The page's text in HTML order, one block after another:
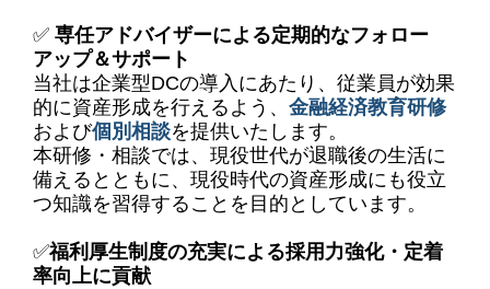
✅ 専任アドバイザーによる定期的なフォロー
アップ＆サポート
当社は企業型DCの導入にあたり、従業員が効果
的に資産形成を行えるよう、 金融経済教育研修
および個別相談を提供いたします。
本研修・相談では、現役世代が退職後の生活に
備えるとともに、現役時代の資産形成にも役立
つ知識を習得することを目的としています。
✅福利厚生制度の充実による採用力強化・定着
率向上に貢献